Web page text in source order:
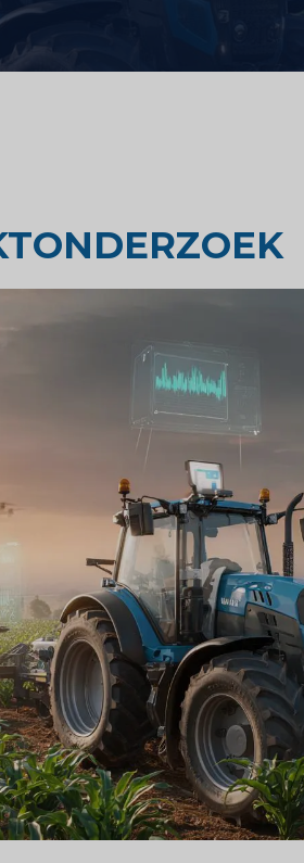
advies